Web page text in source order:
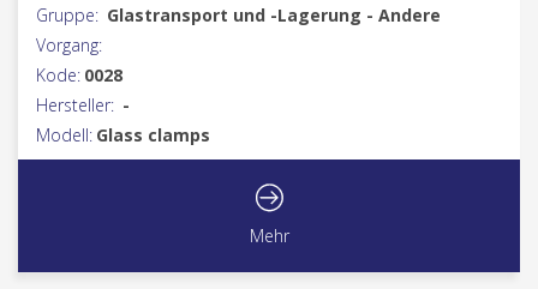
Gruppe: Glastransport und -Lagerung - Andere
Vorgang:
Kode: 0028
Hersteller: -
Modell: Glass clamps
Mehr